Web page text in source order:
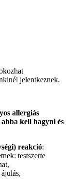
jelentkeznek.
allergiás
abba kell hagyni és
reakció:
testszerte